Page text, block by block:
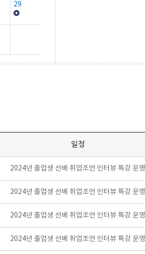
29
일정
2024년 졸업생 선배 취업조언 인터뷰 특강 운영
2024년 졸업생 선배 취업조언 인터뷰 특강 운영
2024년 졸업생 선배 취업조언 인터뷰 특강 운영
2024년 졸업생 선배 취업조언 인터뷰 특강 운영